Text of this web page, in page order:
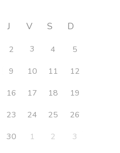
J V S D
2 3 4
5
9 10 11
12
16 17 18
19
23 24 25
26
30 1 2 3